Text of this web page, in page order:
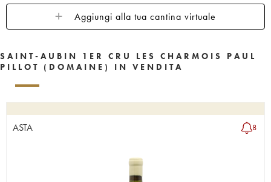
Aggiungi alla tua cantina virtuale
SAINT-AUBIN 1ER CRU LES CHARMOIS PAUL
PILLOT (DOMAINE) IN VENDITA
ASTA 8